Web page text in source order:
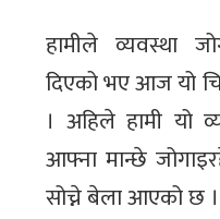
हामीले व्यवस्था
दिएको भए आज यो
। अहिले हामी यो
आफ्ना मान्छे
सोच्ने बेला आएको छ